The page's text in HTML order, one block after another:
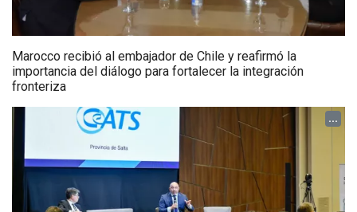
Marocco recibió al embajador de Chile y reafirmó la
importancia del diálogo para fortalecer la integración
fronteriza
...